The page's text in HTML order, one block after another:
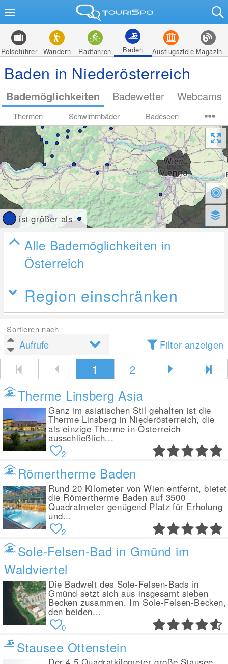
Reiseführer Wandern Radfahren Baden Ausflugsziele Magazin
Baden in Niederösterreich
Bademöglichkeiten Badewetter Webcams
Thermen Schwimmbäder Badeseen
ist größer als
Alle Bademöglichkeiten in
Österreich
Region einschränken
Sortieren nach
Filter anzeigen
1 2
Therme Linsberg Asia
Ganz im asiatischen Stil gehalten ist die
Therme Linsberg in Niederösterreich, die
als einzige Therme in Österreich
ausschließlich...
2
Römertherme Baden
Rund 20 Kilometer von Wien entfernt, bietet
die Römertherme Baden auf 3500
Quadratmeter genügend Platz für Erholung
und...
2
Sole-Felsen-Bad in Gmünd im
Waldviertel
Die Badwelt des Sole-Felsen-Bads in
Gmünd setzt sich aus insgesamt sieben
Becken zusammen. Im Sole-Felsen-Becken,
den beiden...
0
Stausee Ottenstein